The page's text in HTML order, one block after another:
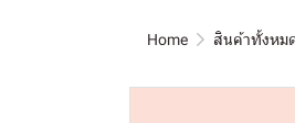
Home สินค้าทั้งหม